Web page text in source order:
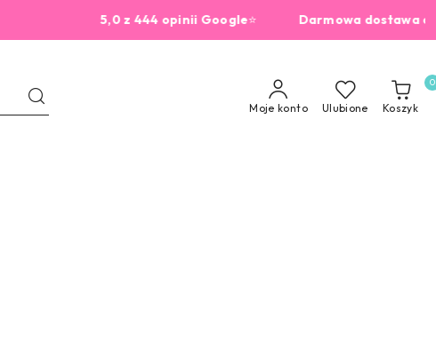
5,0 z 444 opinii Google⭐Darmowa dostawa od 229zł
Moje konto Ulubione Koszyk
0